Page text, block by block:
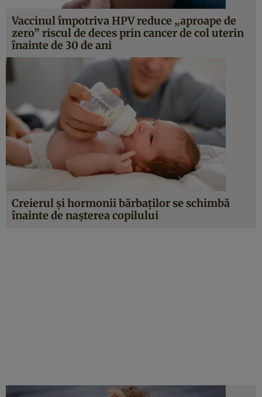
Vaccinul împotriva HPV reduce „aproape de
zero” riscul de deces prin cancer de col uterin
înainte de 30 de ani
Creierul și hormonii bărbaților se schimbă
înainte de nașterea copilului